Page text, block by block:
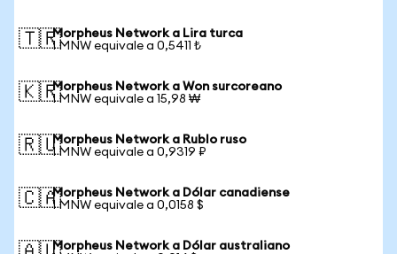
🇹🇷Morpheus Network a Lira turca
1 MNW equivale a 0,5411 ₺
🇰🇷Morpheus Network a Won surcoreano
1 MNW equivale a 15,98 ₩
🇷🇺Morpheus Network a Rublo ruso
1 MNW equivale a 0,9319 ₽
🇨🇦Morpheus Network a Dólar canadiense
1 MNW equivale a 0,0158 $
Morpheus Network a Dólar australiano